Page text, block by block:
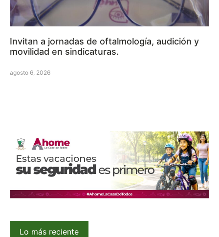
Invitan a jornadas de oftalmología, audición y
movilidad en sindicaturas.
agosto 6, 2026
Lo más reciente